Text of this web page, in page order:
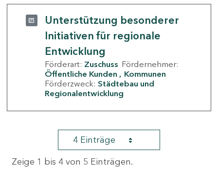
Unterstützung besonderer
Initiativen für regionale
Entwicklung
Förderart: Zuschuss Fördernehmer:
Öffentliche Kunden
Kommunen
Förderzweck: Städtebau und
Regionalentwicklung
4 Einträge
Zeige 1 bis 4 von 5 Einträgen.